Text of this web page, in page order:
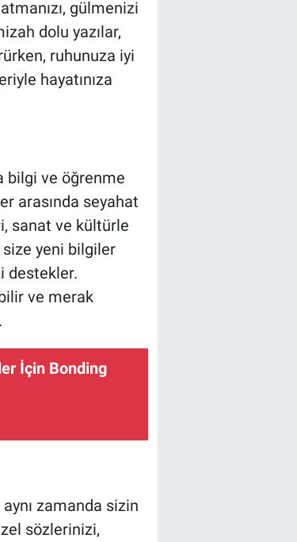
gülmenizi
dolu yazılar,
ruhunuza iyi
hayatınıza
bilgi ve öğrenme
arasında seyahat
sanat ve kültürle
yeni bilgiler
destekler.
ve merak
İçin Bonding
zamanda sizin
sözlerinizi,